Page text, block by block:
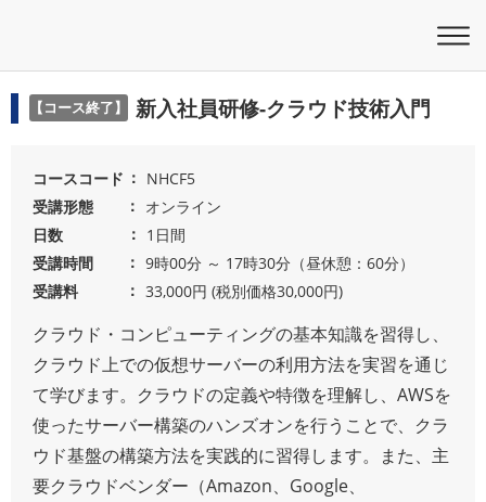
【コース終了】 新入社員研修-クラウド技術入門
コースコード
NHCF5
受講形態
オンライン
日数
1日間
受講時間
9時00分 ～ 17時30分（昼休憩：60分）
受講料
33,000円 (税別価格30,000円)
クラウド・コンピューティングの基本知識を習得し、
クラウド上での仮想サーバーの利用方法を実習を通じ
て学びます。クラウドの定義や特徴を理解し、AWSを
使ったサーバー構築のハンズオンを行うことで、クラ
ウド基盤の構築方法を実践的に習得します。また、主
要クラウドベンダー（Amazon、Google、